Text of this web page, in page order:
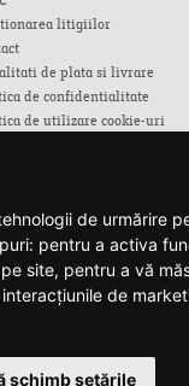
de urmărire
pentru a activa
site, pentru a vă
de
schimb setările
litigiilor
de plata si livrare
de confidentialitate
de utilizare cookie-uri